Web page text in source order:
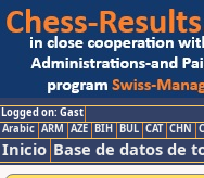
Logged on: Gast
Arabic ARM AZE BIH BUL CAT CHN
Inicio Base de datos de